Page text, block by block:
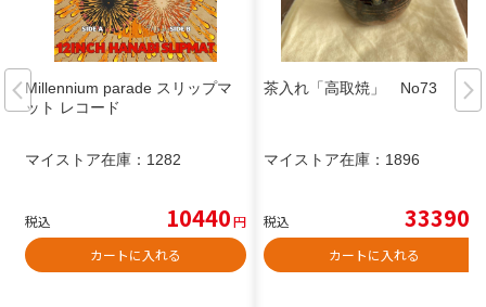
Millennium parade スリップマ
ット レコード
マイストア在庫： 1282
税込 10440円
カートに入れる
茶入れ「高取焼」 No73
マイストア在庫： 1896
税込 33390
カートに入れる